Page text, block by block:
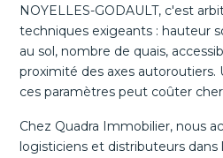
NOYELLES-GODAULT, c'est
techniques exigeants : hauteur
au sol, nombre de quais,
proximité des axes autoroutiers.
ces paramètres peut coûter
Chez Quadra Immobilier, nous
logisticiens et distributeurs dans